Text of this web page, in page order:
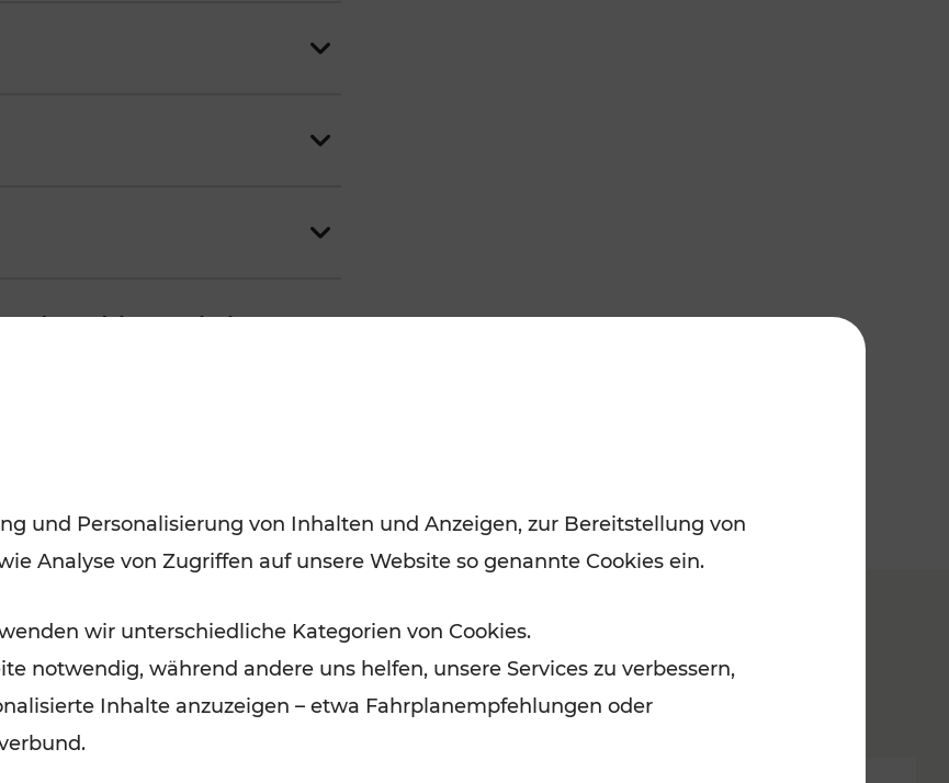
Stadtbusverkehr
interessieren
und Personalisierung von Inhalten und Anzeigen, zur Bereitstellung von
Analyse von Zugriffen auf unsere Website so genannte Cookies ein.
wir unterschiedliche Kategorien von Cookies.
notwendig, während andere uns helfen, unsere Services zu verbessern,
Inhalte anzuzeigen – etwa Fahrplanempfehlungen oder